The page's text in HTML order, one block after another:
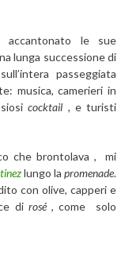
le sue
lunga successione di
passeggiata
musica, camerieri in
cocktail , e turisti
che brontolava , mi
lungo la promenade.
con olive, capperi e
di rosé, come solo